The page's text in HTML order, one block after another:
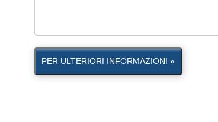
PER ULTERIORI INFORMAZIONI »